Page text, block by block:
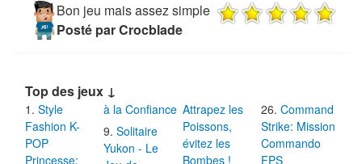
Bon jeu mais assez simple
Posté par Crocblade
Top des jeux ↓
Style
Fashion K-
POP
Princesse:
à la Confiance
Solitaire
Yukon - Le
Attrapez les
Poissons,
évitez les
Bombes !
Command
Strike: Mission
Commando
FPS